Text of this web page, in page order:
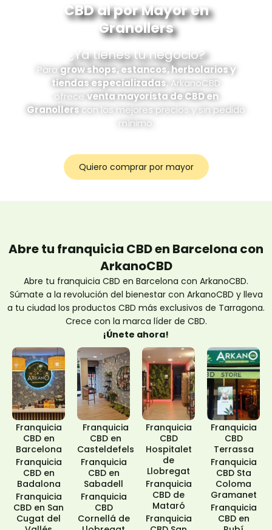
CBD al por Mayor en
Granollers
¿Ya tienes tu negocio?
Paragrow shops, estancos, herbolarios y
tiendas especializadas, ArkanoCBD
ofrece venta mayorista de CBD en
Granollerscon los mejores precios y sin pedido
mínimo.
Quiero comprar por mayor
Abre tu franquicia CBD en Barcelona con
ArkanoCBD
Abre tu franquicia CBD en Barcelona con ArkanoCBD.
Súmate a la revolución del bienestar con ArkanoCBD y lleva
a tu ciudad los productos CBD más exclusivos de Tarragona.
Crece con la marca líder de CBD.
¡Únete ahora!
Franquicia
CBD en
Barcelona
Franquicia
CBD en
Badalona
Franquicia
CBD en San
Cugat del
Franquicia
CBD en
Casteldefels
Franquicia
CBD en
Sabadell
Franquicia
CBD
Cornellá de
Franquicia
CBD
Hospitalet
de
Llobregat
Franquicia
CBD de
Mataró
Franquicia
Franquicia
CBD
Terrassa
Franquicia
CBD Sta
Coloma
Gramanet
Franquicia
CBD en